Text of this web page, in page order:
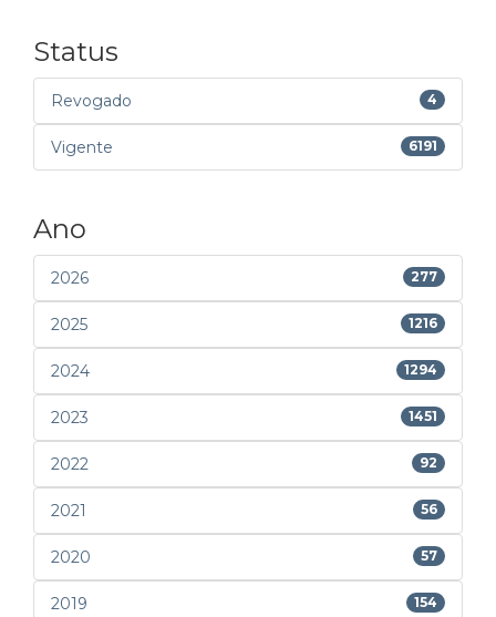
Status
Revogado 4
Vigente 6191
Ano
2026 277
2025 1216
2024 1294
2023 1451
2022 92
2021 56
2020 57
2019 154